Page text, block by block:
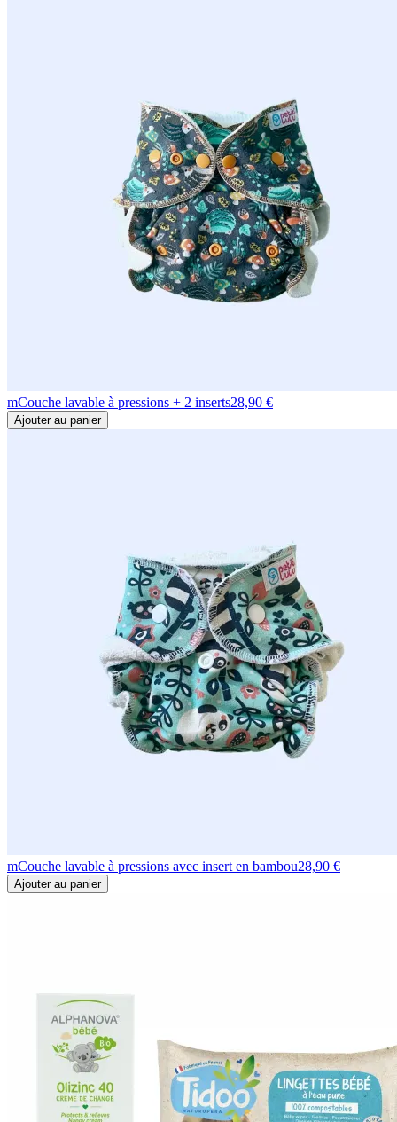
mCouche lavable à pressions + 2 inserts28,90 €
Ajouter au panier
mCouche lavable à pressions avec insert en bambou28,90 €
Ajouter au panier